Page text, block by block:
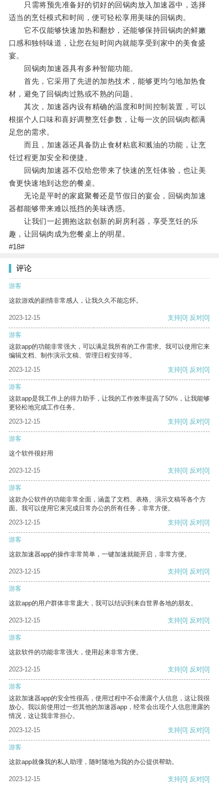
只需将预先准备好的切好的回锅肉放入加速器中，选择
适当的烹饪模式和时间，便可轻松享用美味的回锅肉。
它不仅能够快速加热和翻炒，还能够保持回锅肉的鲜嫩
口感和独特味道，让您在短时间内就能享受到家中的美食盛
宴。
回锅肉加速器具有多种智能功能。
首先，它采用了先进的加热技术，能够更均匀地加热食
材，避免了回锅肉过熟或不熟的问题。
其次，加速器内设有精确的温度和时间控制装置，可以
根据个人口味和喜好调整烹饪参数，让每一次的回锅肉都满
足您的需求。
而且，加速器还具备防止食材粘底和溅油的功能，让烹
饪过程更加安全和便捷。
回锅肉加速器不仅给您带来了快速的烹饪体验，也让美
食更快速地到达您的餐桌。
无论是平时的家庭聚餐还是节假日的宴会，回锅肉加速
器都能够带来难以抵挡的美味诱惑。
让我们一起拥抱这款创新的厨房利器，享受烹饪的乐
趣，让回锅肉成为您餐桌上的明星。
#18#
评论
游客
这款游戏的剧情非常感人，让我久久不能忘怀。
2023-12-15 支持[0] 反对[0]
游客
这款app的功能非常强大，可以满足我所有的工作需求。我可以使用它来
编辑文档、制作演示文稿、管理日程安排等。
2023-12-15
支持[0] 反对[0]
游客
这款app是我工作上的得力助手，让我的工作效率提高了50%，让我能够
更轻松地完成工作任务。
2023-12-15
支持[0] 反对[0]
游客
这个软件很好用
2023-12-15 支持[0] 反对[0]
游客
这款办公软件的功能非常全面，涵盖了文档、表格、演示文稿等各个方
面。我可以使用它来完成日常办公的所有任务，非常方便。
2023-12-15
支持[0] 反对[0]
游客
这款加速器app的操作非常简单，一键加速就能开启，非常方便。
2023-12-15 支持[0] 反对[0]
游客
这款app的用户群体非常庞大，我可以结识到来自世界各地的朋友。
2023-12-15 支持[0] 反对[0]
游客
这款软件的功能非常强大，使用起来非常方便。
2023-12-15 支持[0] 反对[0]
游客
这款加速器app的安全性很高，使用过程中不会泄露个人信息，这让我很
放心。我以前使用过一些其他的加速器app，经常会出现个人信息泄露的
情况，这让我非常担心。
2023-12-15
支持[0] 反对[0]
游客
这款app就像我的私人助理，随时随地为我的办公提供帮助。
2023-12-15 支持[0] 反对[0]